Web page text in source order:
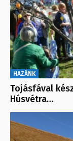
HAZÁNK
Tojásfával
Húsvétra…